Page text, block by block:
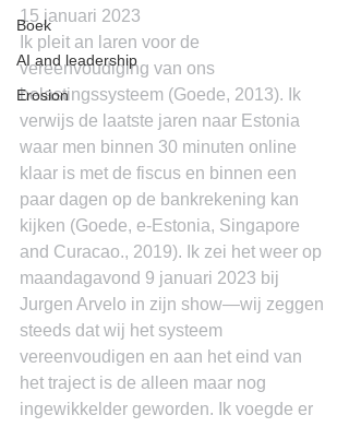
Boek
AI and leadership
Erosion
15 januari 2023
Ik pleit an laren voor de
vereenvoudiging van ons
belastingssysteem (Goede, 2013). Ik
verwijs de laatste jaren naar Estonia
waar men binnen 30 minuten online
klaar is met de fiscus en binnen een
paar dagen op de bankrekening kan
kijken (Goede, e-Estonia, Singapore
and Curacao., 2019). Ik zei het weer op
maandagavond 9 januari 2023 bij
Jurgen Arvelo in zijn show―wij zeggen
steeds dat wij het systeem
vereenvoudigen en aan het eind van
het traject is de alleen maar nog
ingewikkelder geworden. Ik voegde er